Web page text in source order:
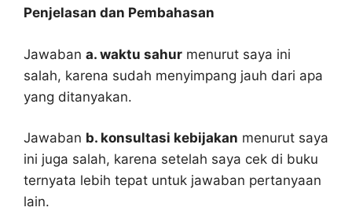
Penjelasan dan Pembahasan
Jawaban a. waktu sahur menurut saya ini
salah, karena sudah menyimpang jauh dari apa
yang ditanyakan.
Jawaban b. konsultasi kebijakan menurut saya
ini juga salah, karena setelah saya cek di buku
ternyata lebih tepat untuk jawaban pertanyaan
lain.